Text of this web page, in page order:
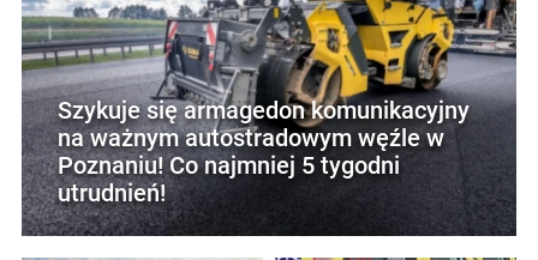
Szykuje się armagedon komunikacyjny
na ważnym autostradowym węźle w
Poznaniu! Co najmniej 5 tygodni
utrudnień!